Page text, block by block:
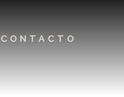
CONTACTO